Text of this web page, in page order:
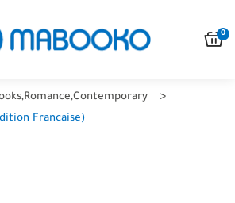
0
,Romance,Contemporary
Francaise)